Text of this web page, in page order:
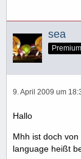
sea
9. April 2009 um
Hallo
Mhh ist doch
language heißt